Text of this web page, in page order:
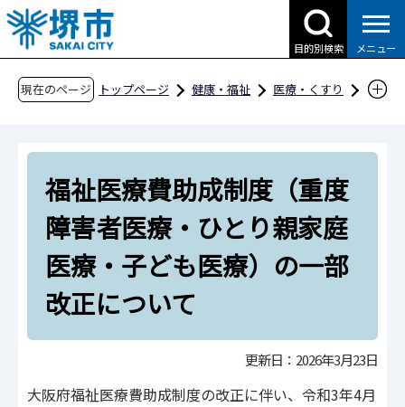
こ
の
ペ
目的別検索 メニュー
現在のページ トップページ 健康・福祉
医療・くすり
福祉医療費助成制度（重度障害者医療・ひとり
親家庭医療・子ども医療）の一部改正について
福祉医療費助成制度（重度
障害者医療・ひとり親家庭
医療・子ども医療）の一部
改正について
更新日：2026年3月23日
大阪府福祉医療費助成制度の改正に伴い、令和3年4月